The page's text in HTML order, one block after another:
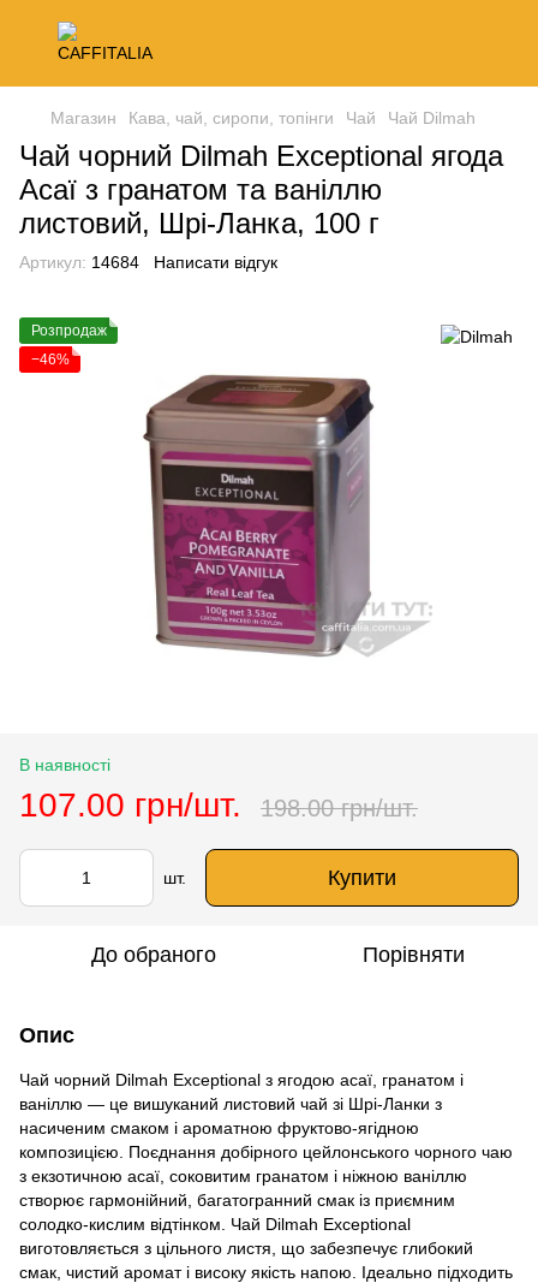
Магазин Кава, чай, сиропи, топінги Чай Чай Dilmah
Чай чорний Dilmah Exceptional ягода
Асаї з гранатом та ваніллю
листовий, Шрі-Ланка, 100 г
Артикул: 14684 Написати відгук
Розпродаж
−46%
В наявності
107.00 грн/шт. 198.00 грн/шт.
шт. Купити
До обраного Порівняти
Опис
Чай чорний Dilmah Exceptional з ягодою асаї, гранатом і
ваніллю — це вишуканий листовий чай зі Шрі-Ланки з
насиченим смаком і ароматною фруктово-ягідною
композицією. Поєднання добірного цейлонського чорного чаю
з екзотичною асаї, соковитим гранатом і ніжною ваніллю
створює гармонійний, багатогранний смак із приємним
солодко-кислим відтінком. Чай Dilmah Exceptional
виготовляється з цільного листя, що забезпечує глибокий
смак, чистий аромат і високу якість напою. Ідеально підходить